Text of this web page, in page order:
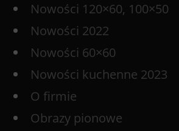
Nowości 120×60, 100×50
Nowości 2022
Nowości 60×60
Nowości kuchenne 2023
O firmie
Obrazy pionowe